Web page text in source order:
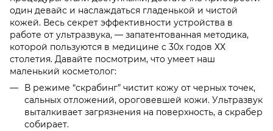
один девайс и наслаждаться гладенькой и чистой
кожей. Весь секрет эффективности устройства в
работе от ультразвука, — запатентованная методика,
которой пользуются в медицине с 30х годов ХХ
столетия. Давайте посмотрим, что умеет наш
маленький косметолог:
В режиме “скрабинг” чистит кожу от черных точек,
сальных отложений, ороговевшей кожи. Ультразвук
выталкивает загрязнения на поверхность, а скрабер
собирает.